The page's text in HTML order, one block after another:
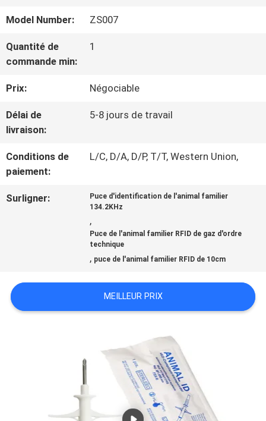
D'USINE
DE
QUALITÉ
CONTACTEZ-
NOUVELLES
DEMANDEZ
Model Number: ZS007
Quantité de
commande min:
1
Prix: Négociable
Délai de
livraison:
5-8 jours de travail
Conditions de
paiement:
L/C, D/A, D/P, T/T, Western Union,
Surligner:
Puce d'identification de l'animal familier
134.2KHz
,
Puce de l'animal familier RFID de gaz d'ordre
technique
, puce de l'animal familier RFID de 10cm
MEILLEUR PRIX